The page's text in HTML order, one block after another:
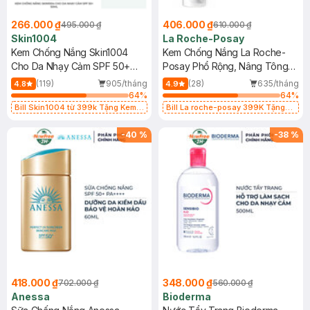
266.000 ₫495.000 ₫
Skin1004
Kem Chống Nắng Skin1004
Cho Da Nhạy Cảm SPF 50+
50ml
4.8 (119)
905/tháng
64%
Bill Skin1004 từ 399k Tặng Kem
SPF 50+ 20ml (SL Có Hạn)
406.000 ₫610.000 ₫
La Roche-Posay
Kem Chống Nắng La Roche-
Posay Phổ Rộng, Nâng Tông
Kiềm Dầu 50ml
4.9 (28)
635/tháng
64%
Bill La roche-posay 399K Tặng
(SL có hạn)
-40 %
418.000 ₫702.000 ₫
Anessa
-38 %
348.000 ₫560.000 ₫
Bioderma